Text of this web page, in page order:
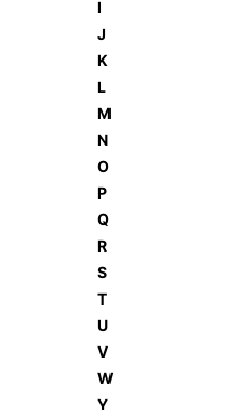
I
J
K
L
M
N
O
P
Q
R
S
T
U
V
W
Y